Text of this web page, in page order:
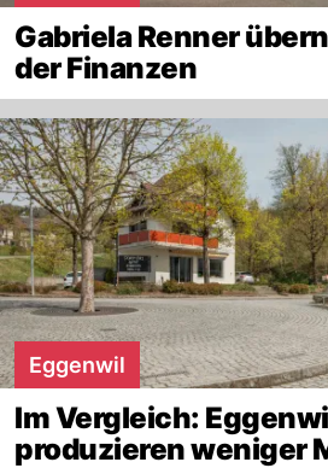
Gabriela Renner
der Finanzen
Eggenwil
Im Vergleich:
produzieren weniger